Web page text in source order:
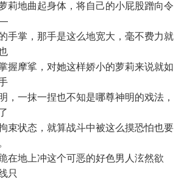
地曲起身体，将自己的小屁股蹭向令
—
手掌，那手是这么地宽大，毫不费力就
握摩挲，对她这样娇小的萝莉来说就如
，一抹一捏也不知是哪尊神明的戏法，
束状态，就算战斗中被这么摸恐怕也要
在地上冲这个可恶的好色男人泫然欲
只